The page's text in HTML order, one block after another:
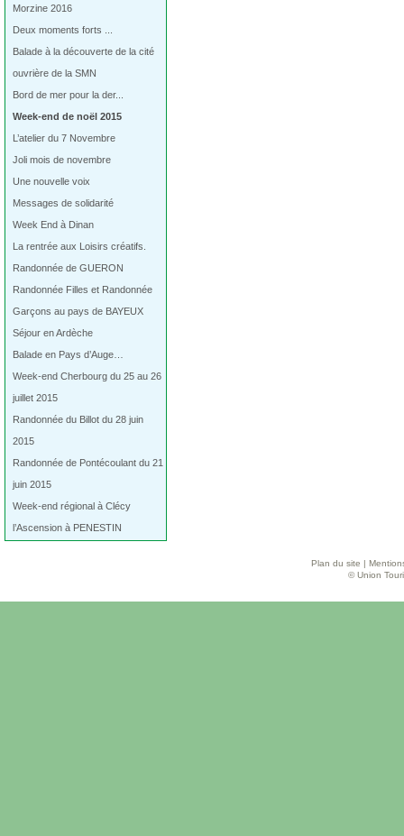
Morzine 2016
Deux moments forts ...
Balade à la découverte de la cité
ouvrière de la SMN
Bord de mer pour la der...
Week-end de noël 2015
L’atelier du 7 Novembre
Joli mois de novembre
Une nouvelle voix
Messages de solidarité
Week End à Dinan
La rentrée aux Loisirs créatifs.
Randonnée de GUERON
Randonnée Filles et Randonnée
Garçons au pays de BAYEUX
Séjour en Ardèche
Balade en Pays d’Auge…
Week-end Cherbourg du 25 au 26
juillet 2015
Randonnée du Billot du 28 juin
2015
Randonnée de Pontécoulant du 21
juin 2015
Week-end régional à Clécy
l’Ascension à PENESTIN
Plan du site
© Union